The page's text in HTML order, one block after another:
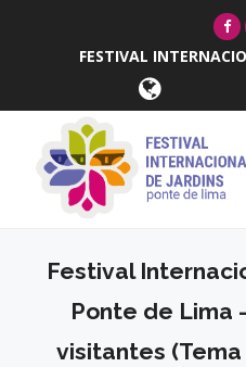
FESTIVAL
Festival
Ponte de Lima
visitantes